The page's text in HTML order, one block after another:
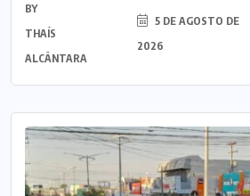
BY
THAÍS
ALCÂNTARA
5 DE AGOSTO DE
2026